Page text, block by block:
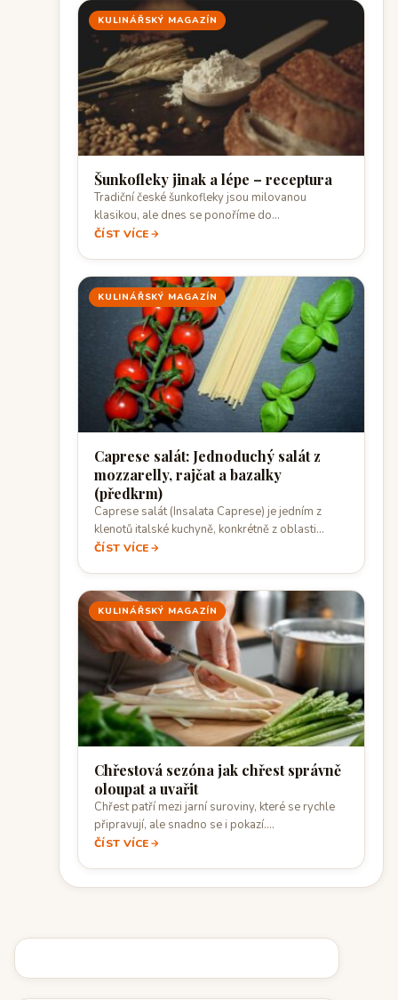
KULINÁŘSKÝ MAGAZÍN
Šunkofleky jinak a lépe – receptura
Tradiční české šunkofleky jsou milovanou
klasikou, ale dnes se ponoříme do
jejich krémovější a sýrovější varianty,…
ČÍST VÍCE
KULINÁŘSKÝ MAGAZÍN
Caprese salát: Jednoduchý salát z
mozzarelly, rajčat a bazalky
(předkrm)
Caprese salát (Insalata Caprese) je jedním z
klenotů italské kuchyně, konkrétně z oblasti
Kampánie…
ČÍST VÍCE
KULINÁŘSKÝ MAGAZÍN
Chřestová sezóna jak chřest správně
oloupat a uvařit
Chřest patří mezi jarní suroviny, které se rychle
připravují, ale snadno se i pokazí.…
ČÍST VÍCE